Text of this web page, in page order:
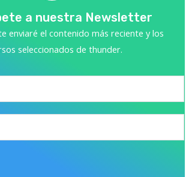
a nuestra Newsletter
enviaré el contenido más reciente y los
seleccionados de thunder.